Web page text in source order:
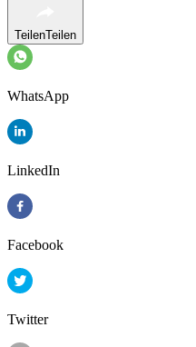
TeilenTeilen
WhatsApp
LinkedIn
Facebook
Twitter